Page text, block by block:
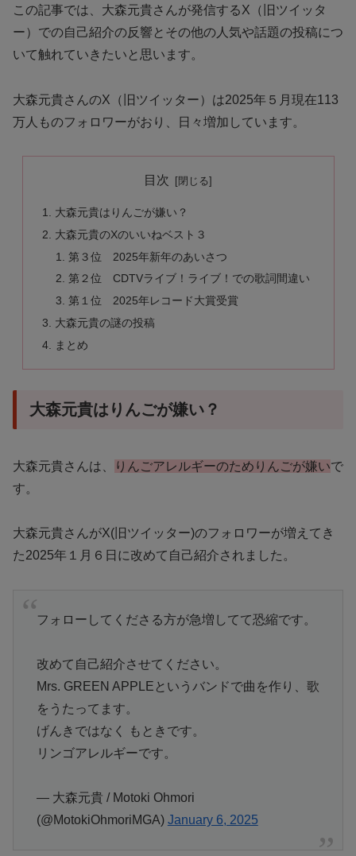
この記事では、大森元貴さんが発信するX（旧ツイッタ
ー）での自己紹介の反響とその他の人気や話題の投稿につ
いて触れていきたいと思います。
大森元貴さんのX（旧ツイッター）は2025年５月現在113
万人ものフォロワーがおり、日々増加しています。
目次
大森元貴はりんごが嫌い？
大森元貴のXのいいねベスト３
第３位 2025年新年のあいさつ
第２位 CDTVライブ！ライブ！での歌詞間違い
第１位 2025年レコード大賞受賞
大森元貴の謎の投稿
まとめ
大森元貴はりんごが嫌い？
大森元貴さんは、 りんごアレルギーのためりんごが嫌いで
す。
大森元貴さんがX(旧ツイッター)のフォロワーが増えてき
た2025年１月６日に改めて自己紹介されました。
フォローしてくださる方が急増してて恐縮です。
改めて自己紹介させてください。
Mrs. GREEN APPLEというバンドで曲を作り、歌
をうたってます。
げんきではなく もときです。
リンゴアレルギーです。
— 大森元貴 / Motoki Ohmori
(@MotokiOhmoriMGA) January 6, 2025